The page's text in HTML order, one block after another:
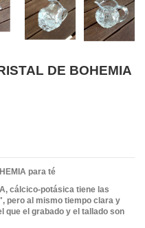
DE BOHEMIA
para té
cálcico-potásica tiene las
pero al mismo tiempo clara y
que el grabado y el tallado son